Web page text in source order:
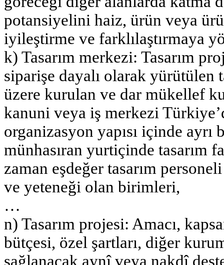
potansiyelini haiz, ürün veya
iyileştirme ve farklılaştırmaya
k) Tasarım merkezi: Tasarım
siparişe dayalı olarak
üzere kurulan ve dar mükellef
kanuni veya iş merkezi
organizasyon yapısı içinde
münhasıran yurtiçinde tasarım
zaman eşdeğer tasarım
ve yeteneği olan birimleri,
…
n) Tasarım projesi: Amacı,
bütçesi, özel şartları, diğer
sağlanacak aynî veya nakdî